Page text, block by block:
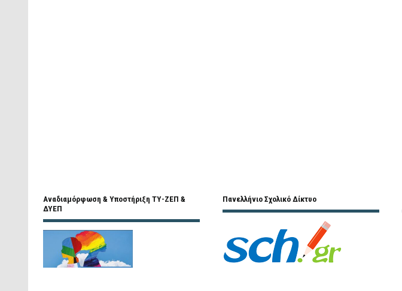
Αναδιαμόρφωση & Υποστήριξη ΤΥ-ΖΕΠ &
ΔΥΕΠ
Πανελλήνιο Σχολικό Δίκτυο